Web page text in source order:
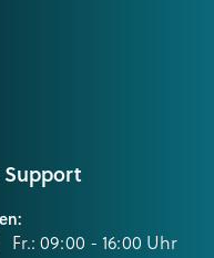
Support
09:00 - 16:00 Uhr